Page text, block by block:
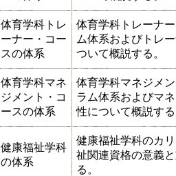
体育学科トレ
ーナー・コー
スの体系
体育学科トレーナ
ム体系およびトレ
ついて概説する。
体育学科マネ
ジメント・コ
ースの体系
体育学科マネジメ
ラム体系およびマ
性について概説す
健康福祉学科
の体系
健康福祉学科のカ
祉関連資格の意義
る。